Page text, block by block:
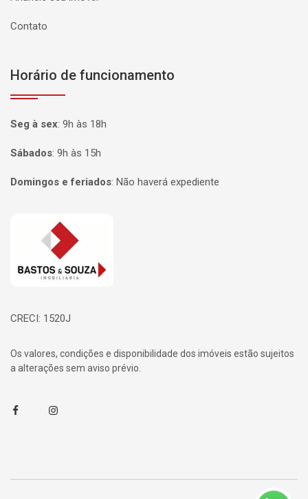
Contato
Horário de funcionamento
Seg à sex: 9h às 18h
Sábados: 9h às 15h
Domingos e feriados: Não haverá expediente
Página inicial
CRECI: 1520J
Os valores, condições e disponibilidade dos imóveis estão sujeitos
a alterações sem aviso prévio.
FacebookInstagram